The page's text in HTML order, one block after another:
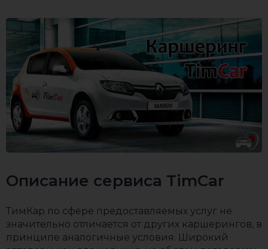
Описание сервиса TimCar
ТимКар по сфере предоставляемых услуг не
значительно отличается от других каршерингов, в
принципе аналогичные условия. Широкий